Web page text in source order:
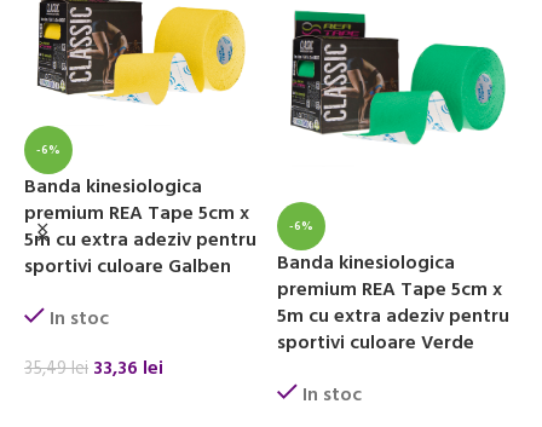
-6%
Banda kinesiologica
premium REA Tape 5cm x
5m cu extra adeziv pentru
sportivi culoare Galben
In stoc
35,49lei 33,36 lei
-6%
Banda kinesiologica
premium REA Tape 5cm x
5m cu extra adeziv pentru
sportivi culoare Verde
In stoc